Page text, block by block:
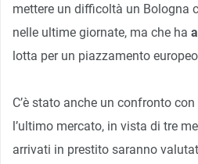
mettere un difficoltà un Bologna
nelle ultime giornate, ma che ha
lotta per un piazzamento
C’è stato anche un confronto
l’ultimo mercato, in vista di tre
arrivati in prestito saranno